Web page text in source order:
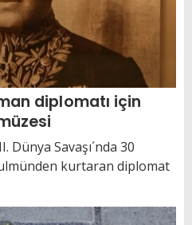
diplomatı için
Dünya Savaşı´nda 30
kurtaran diplomat